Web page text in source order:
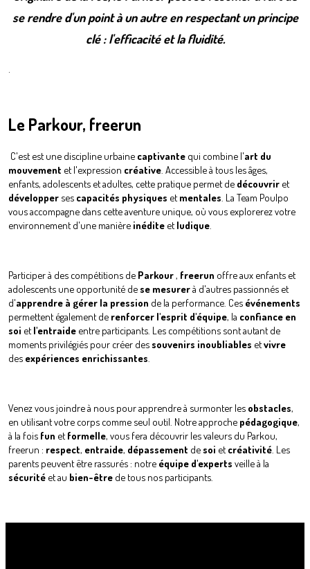
se rendre d'un point à un autre en respectant un principe
clé :l'efficacité et la fluidité.
Le Parkour, freerun
C'est est une discipline urbaine captivante qui combine l'art du
mouvement et l'expression créative . Accessible à tous les âges,
enfants, adolescents et adultes, cette pratique permet de découvrir et
développer ses capacités physiques etmentales . La Team Poulpo
vous accompagne dans cette aventure unique, où vous explorerez votre
environnement d'une manière inédite etludique
Participer à des compétitions de Parkour freerun offre aux enfants et
adolescents une opportunité de se mesurerà d'autres passionnés et
d'apprendre à gérer la pression de la performance. Ces événements
permettent également de renforcer l'esprit d'équipe , la confiance en
soi etl'entraide entre participants. Les compétitions sont autant de
moments privilégiés pour créer des souvenirs inoubliables etvivre
des expériences enrichissantes
Venez vous joindre à nous pour apprendre à surmonter les obstacles
en utilisant votre corps comme seul outil. Notre approche pédagogique
à la fois fun etformelle , vous fera découvrir les valeurs du Parkou,
freerun : respect entraide dépassement de soi etcréativité . Les
parents peuvent être rassurés : notre équipe d'experts veille à la
sécurité et au bien-être de tous nos participants.